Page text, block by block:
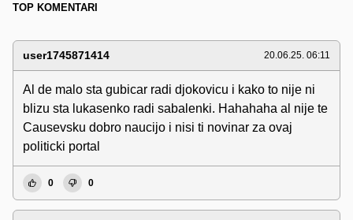
TOP KOMENTARI
user1745871414 20.06.25. 06:11
Al de malo sta gubicar radi djokovicu i kako to nije ni
blizu sta lukasenko radi sabalenki. Hahahaha al nije te
Causevsku dobro naucijo i nisi ti novinar za ovaj
politicki portal
0 0